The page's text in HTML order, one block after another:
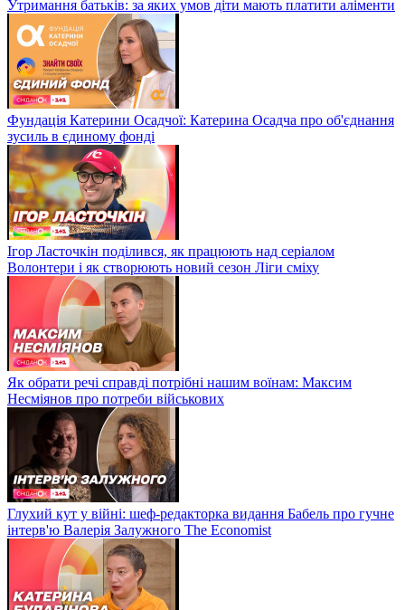
Утримання батьків: за яких умов діти мають платити аліменти
Фундація Катерини Осадчої: Катерина Осадча про об'єднання
зусиль в єдиному фонді
Ігор Ласточкін поділився, як працюють над серіалом
Волонтери і як створюють новий сезон Ліги сміху
Як обрати речі справді потрібні нашим воїнам: Максим
Несміянов про потреби військових
Глухий кут у війні: шеф-редакторка видання Бабель про гучне
інтерв'ю Валерія Залужного The Economist